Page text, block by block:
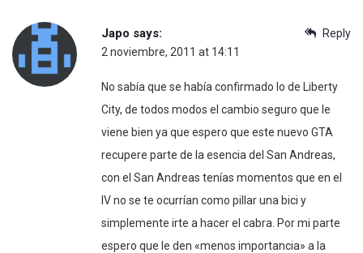
Reply
Japo says:
2 noviembre, 2011 at 14:11
No sabía que se había confirmado lo de Liberty
City, de todos modos el cambio seguro que le
viene bien ya que espero que este nuevo GTA
recupere parte de la esencia del San Andreas,
con el San Andreas tenías momentos que en el
IV no se te ocurrían como pillar una bici y
simplemente irte a hacer el cabra. Por mi parte
espero que le den «menos importancia» a la